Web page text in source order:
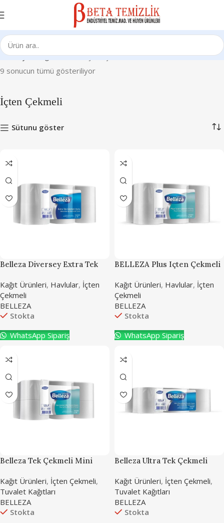
Ana Sayfa Kağıt Ürünleri İçten Çekmeli
9 sonucun tümü gösteriliyor
İçten Çekmeli
Sütunu göster
Belleza Diversey Extra Tek
Kağıt Ürünleri, Havlular, İçten
Çekmeli
BELLEZA
Stokta
WhatsApp Sipariş
BELLEZA Plus Içten Çekmeli
Kağıt Ürünleri, Havlular, İçten
Çekmeli
BELLEZA
Stokta
WhatsApp Sipariş
Belleza Tek Çekmeli Mini
Kağıt Ürünleri, İçten Çekmeli,
Tuvalet Kağıtları
BELLEZA
Stokta
Belleza Ultra Tek Çekmeli
Kağıt Ürünleri, İçten Çekmeli,
Tuvalet Kağıtları
BELLEZA
Stokta